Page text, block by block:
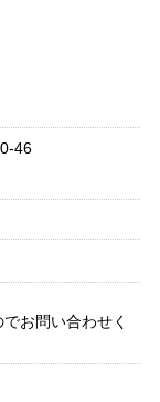
46
お問い合わせく